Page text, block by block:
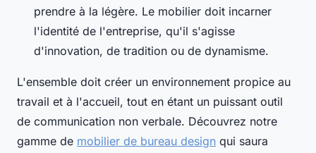
prendre à la légère. Le mobilier doit incarner
l'identité de l'entreprise, qu'il s'agisse
d'innovation, de tradition ou de dynamisme.
L'ensemble doit créer un environnement propice au
travail et à l'accueil, tout en étant un puissant outil
de communication non verbale. Découvrez notre
gamme de mobilier de bureau design qui saura